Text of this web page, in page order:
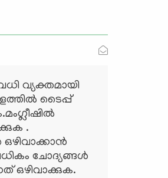
വ്യക്തമായി
ടൈപ്പ്
.
ചോദ്യങ്ങള്‍
ഒഴിവാക്കുക.